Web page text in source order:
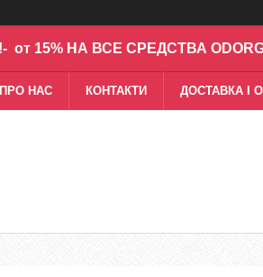
от 15% НА ВСЕ СРЕДСТВА
ПРО НАС КОНТАКТИ ДОСТАВКА І